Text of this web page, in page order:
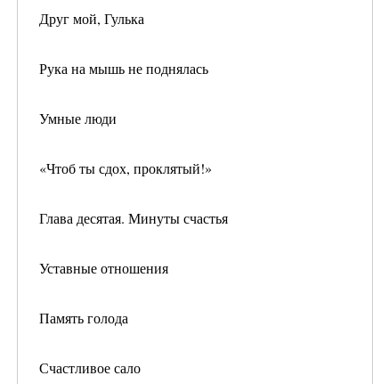
Друг мой, Гулька
Рука на мышь не поднялась
Умные люди
«Чтоб ты сдох, проклятый!»
Глава десятая. Минуты счастья
Уставные отношения
Память голода
Счастливое сало